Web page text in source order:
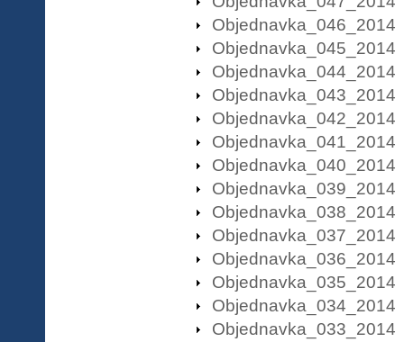
Objednavka_046_2014
Objednavka_045_2014
Objednavka_044_2014
Objednavka_043_2014
Objednavka_042_2014
Objednavka_041_2014
Objednavka_040_2014
Objednavka_039_2014
Objednavka_038_2014
Objednavka_037_2014
Objednavka_036_2014
Objednavka_035_2014
Objednavka_034_2014
Objednavka_033_2014